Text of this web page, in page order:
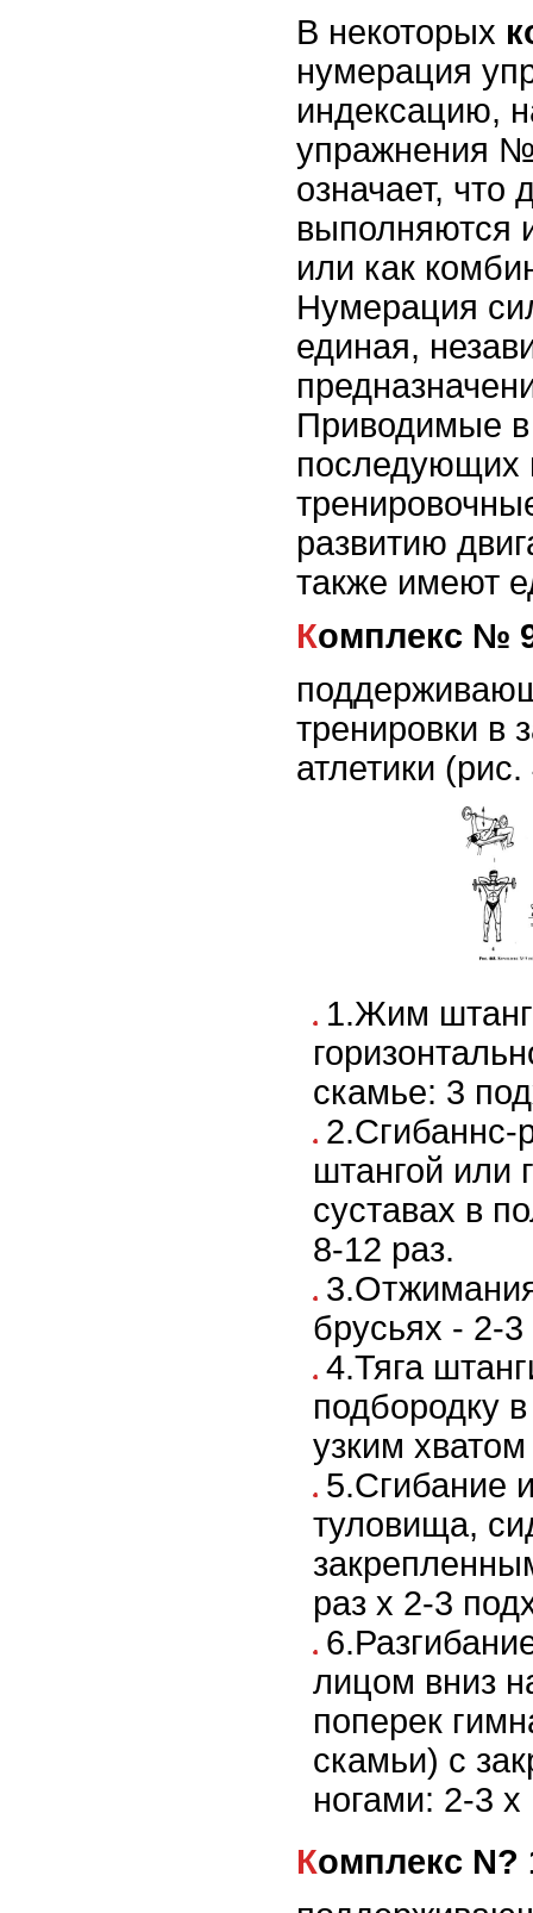
В некоторых
нумерация
индексацию,
упражнения
означает,
выполняются
или как
Нумерация
единая,
Приводимые в
последующих
развитию
также имеют
Комплекс №
тренировки в
атлетики
1.Жим
скамье: 3
2.Сгибаннс-
штангой или
суставах в
8-12 раз.
брусьях - 2-
4.Тяга
подбородку
узким
5.Сгибание
туловища,
раз х 2-3
лицом вниз
поперек
скамьи) с
ногами: 2-3 х
Комплекс N?